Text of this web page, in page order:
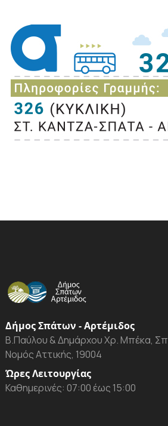
Δήμος Σπάτων - Αρτέμιδος
Β.Παύλου & Δημάρχου Χρ. Μπέκα,
Νομός Αττικής, 19004
Ώρες Λειτουργίας
Καθημερινές: 07:00 έως 15:00